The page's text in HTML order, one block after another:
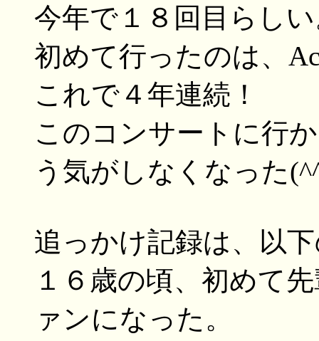
今年で１８回目らし
初めて行ったのは、
これで４年連続！
このコンサートに行
う気がしなくなった
追っかけ記録は、以
１６歳の頃、初めて
ァンになった。